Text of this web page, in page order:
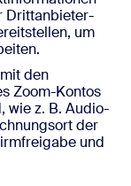
Drittanbieter-
um
den
Zoom-Kontos
wie z. B. Audio-
der
und